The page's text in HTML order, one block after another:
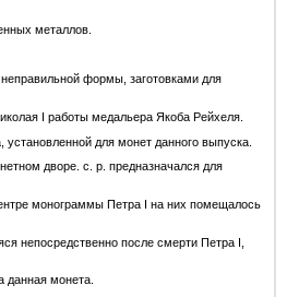
металлов.
формы, заготовками для
I работы медальера Якоба Рейхеля.
для монет данного выпуска.
дворе. с. р. предназначался для
монограммы Петра I на них помещалось
непосредственно после смерти Петра I,
данная монета.